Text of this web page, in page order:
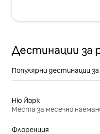
Дестинации за
Популярни дестинации
Ню Йорк
Места за месечно
Флоренция